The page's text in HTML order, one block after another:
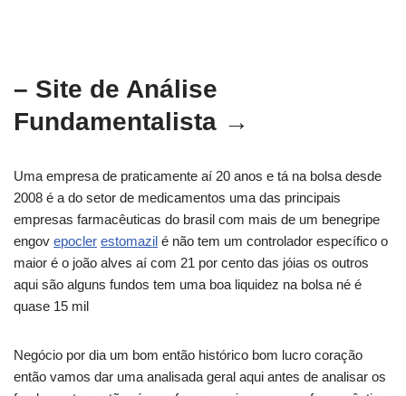
– Site de Análise
Fundamentalista →
Uma empresa de praticamente aí 20 anos e tá na bolsa desde
2008 é a do setor de medicamentos uma das principais
empresas farmacêuticas do brasil com mais de um benegripe
engov epocler estomazil é não tem um controlador específico o
maior é o joão alves aí com 21 por cento das jóias os outros
aqui são alguns fundos tem uma boa liquidez na bolsa né é
quase 15 mil
Negócio por dia um bom então histórico bom lucro coração
então vamos dar uma analisada geral aqui antes de analisar os